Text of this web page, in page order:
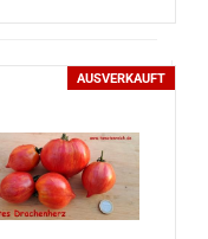
AUSVERKAUFT